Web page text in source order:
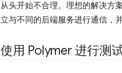
从头开始不合理。理想的解决方
立与不同的后端服务进行通信，
使用 Polymer 进行测